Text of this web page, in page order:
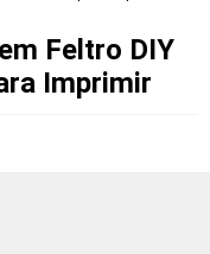
Feltro DIY
Imprimir